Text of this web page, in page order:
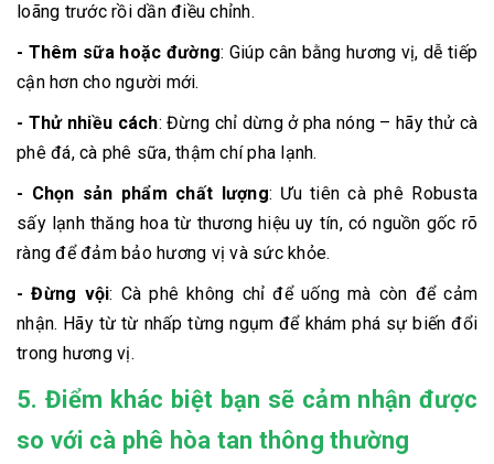
loãng trước rồi dần điều chỉnh.
- Thêm sữa hoặc đường: Giúp cân bằng hương vị, dễ tiếp
cận hơn cho người mới.
- Thử nhiều cách: Đừng chỉ dừng ở pha nóng – hãy thử cà
phê đá, cà phê sữa, thậm chí pha lạnh.
- Chọn sản phẩm chất lượng: Ưu tiên cà phê Robusta
sấy lạnh thăng hoa từ thương hiệu uy tín, có nguồn gốc rõ
ràng để đảm bảo hương vị và sức khỏe.
- Đừng vội: Cà phê không chỉ để uống mà còn để cảm
nhận. Hãy từ từ nhấp từng ngụm để khám phá sự biến đổi
trong hương vị.
5. Điểm khác biệt bạn sẽ cảm nhận được
so với cà phê hòa tan thông thường